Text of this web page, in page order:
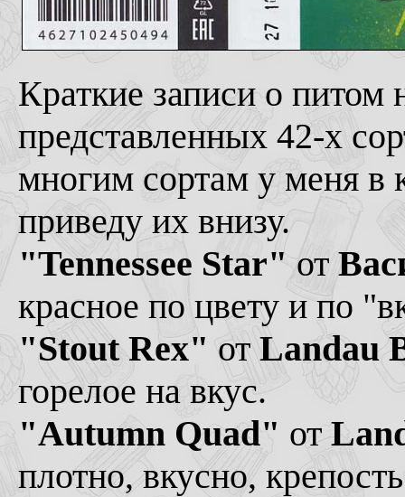
Краткие записи о
представленных 42-х
многим сортам у меня в
приведу их внизу.
"Tennessee Star"от
красное по цвету и по
"Stout Rex" отLandau
горелое на вкус.
"Autumn Quad" от
плотно, вкусно,